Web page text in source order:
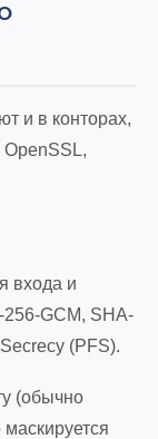
и в конторах,
OpenSSL,
входа и
GCM, SHA-
(PFS).
(обычно